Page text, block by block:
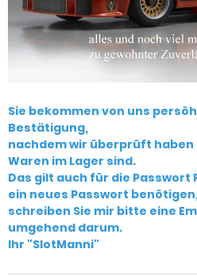
Sie bekommen von uns
Bestätigung,
nachdem wir überprüft
Waren im Lager sind.
Das gilt auch für die Passwort
ein neues Passwort
schreiben Sie mir bitte eine
umgehend darum.
Ihr "SlotManni"